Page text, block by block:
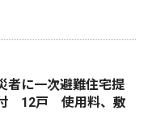
に一次避難住宅提
12戸 使用料、敷